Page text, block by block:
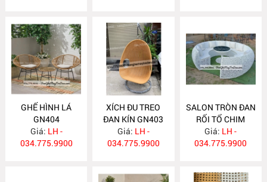
GHẾ HÌNH LÁ
GN404
Giá: LH -
034.775.9900
XÍCH ĐU TREO
ĐAN KÍN GN403
Giá: LH -
034.775.9900
SALON TRÒN ĐAN
RỐI TỔ CHIM
GN402
Giá: LH -
034.775.9900